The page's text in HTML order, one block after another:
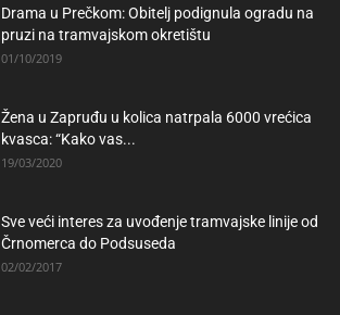
Drama u Prečkom: Obitelj podignula ogradu na
pruzi na tramvajskom okretištu
01/10/2019
Žena u Zapruđu u kolica natrpala 6000 vrećica
kvasca: “Kako vas...
19/03/2020
Sve veći interes za uvođenje tramvajske linije od
Črnomerca do Podsuseda
02/02/2017